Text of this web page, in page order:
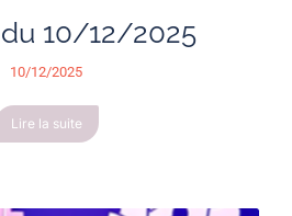
10/12/2025
10/12/2025
Lire la suite